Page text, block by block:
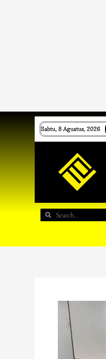
Sabtu, 8 Agustus, 2026
Search
Search
Harga
Pasir
Naik,
Sopir